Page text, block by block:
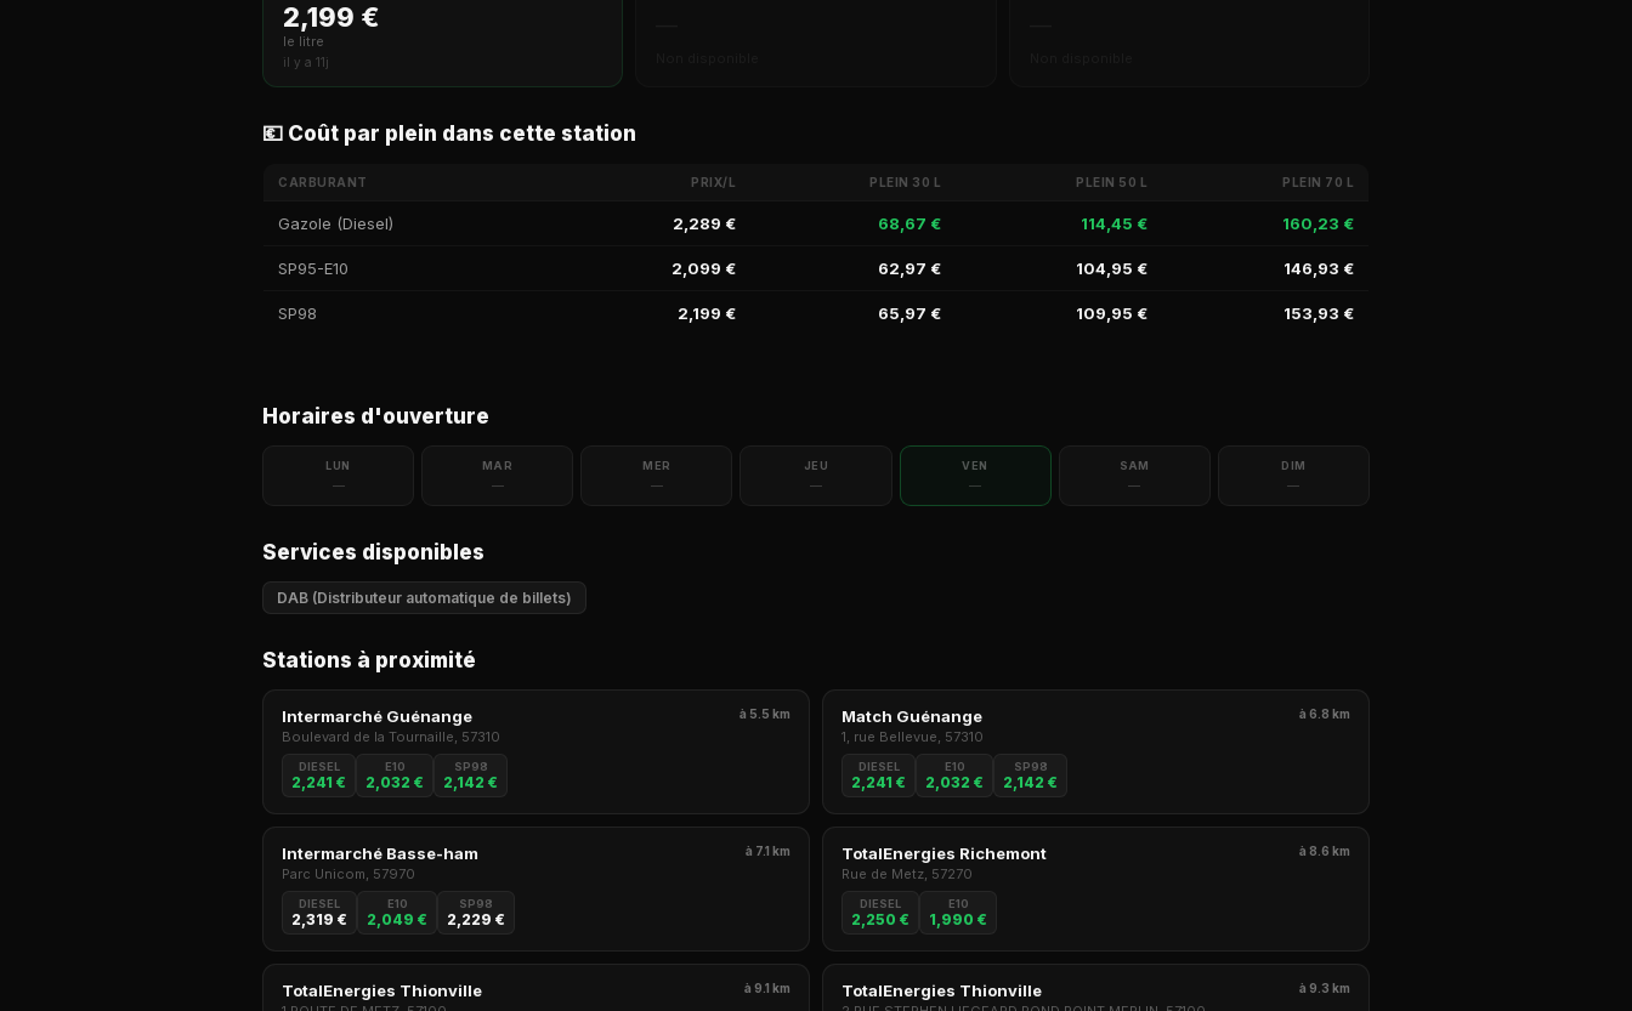
2,199 €
le litre
il y a 11j
💶 Coût par plein dans cette station
CARBURANT PRIX/L PLEIN 30 L PLEIN 50 L PLEIN 70 L
Gazole (Diesel) 2,289 € 68,67 € 114,45 € 160,23 €
SP95-E10 2,099 € 62,97 € 104,95 € 146,93 €
SP98 2,199 € 65,97 € 109,95 € 153,93 €
Horaires d'ouverture
LUN
—
MAR
—
MER
—
JEU
—
VEN
—
SAM
—
DIM
—
Services disponibles
DAB (Distributeur automatique de billets)
Stations à proximité
Intermarché Guénange à 5.5 km
Boulevard de la Tournaille, 57310
DIESEL
2,241 €
E10
2,032 €
SP98
2,142 €
Match Guénange à 6.8 km
1, rue Bellevue, 57310
DIESEL
2,241 €
E10
2,032 €
SP98
2,142 €
Intermarché Basse-ham à 7.1 km
Parc Unicom, 57970
DIESEL
2,319 €
E10
2,049 €
SP98
2,229 €
TotalEnergies Richemont à 8.6 km
Rue de Metz, 57270
DIESEL
2,250 €
E10
1,990 €
TotalEnergies Thionville à 9.1 km TotalEnergies Thionville à 9.3 km